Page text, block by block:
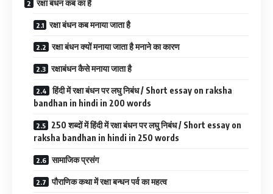
रक्षा बंधन कब का है
रक्षा बंधन कब मनाया जाता है
रक्षा बंधन क्यों मनाया जाता है मनाने का कारण
रक्षाबंधन कैसे मनाया जाता है
हिंदी में रक्षा बंधन पर लघु निबंध / Short essay on raksha
bandhan in hindi in 200 words
250 शब्दों में हिंदी में रक्षा बंधन पर लघु निबंध / Short essay on
raksha bandhan in hindi in 250 words
सामाजिक प्रसंग
पौराणिक कथा में रक्षा बन्धन पर्व का महत्व